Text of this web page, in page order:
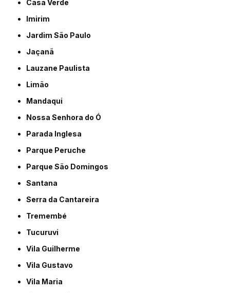
Casa Verde
Imirim
Jardim São Paulo
Jaçanã
Lauzane Paulista
Limão
Mandaqui
Nossa Senhora do Ó
Parada Inglesa
Parque Peruche
Parque São Domingos
Santana
Serra da Cantareira
Tremembé
Tucuruvi
Vila Guilherme
Vila Gustavo
Vila Maria